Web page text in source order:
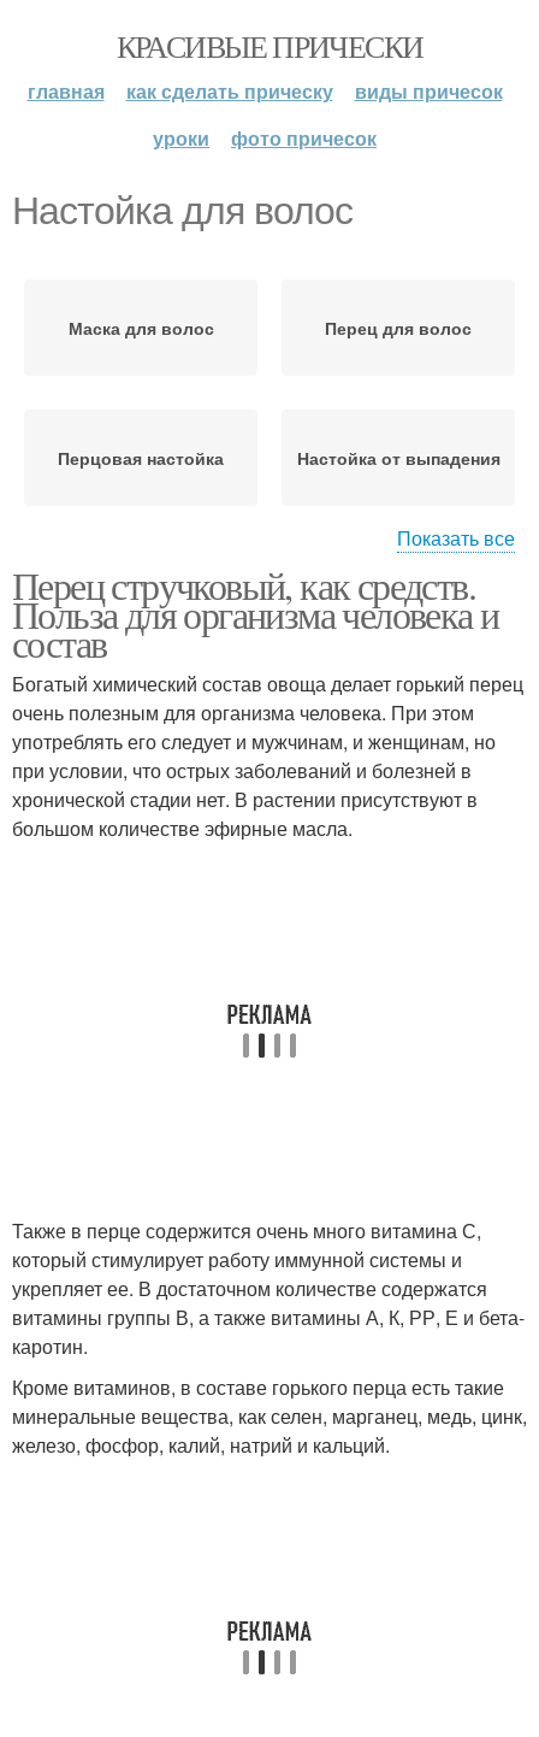
КРАСИВЫЕ ПРИЧЕСКИ
главная как сделать прическу
виды причесок
уроки
фото причесок
Настойка для волос
Маска для волос Перец для волос
Перцовая настойка Настойка от выпадения
Настойки от выпадения Настойки на волосы
Волос из перцовой
настойки
Уход за волосами
Маска с перцовой
Настойка на перце Настойка из аптеки
Настойка из горького
Показать все
Перец стручковый, как средств.
Польза для организма человека и
состав
Богатый химический состав овоща делает горький перец
очень полезным для организма человека. При этом
употреблять его следует и мужчинам, и женщинам, но
при условии, что острых заболеваний и болезней в
хронической стадии нет. В растении присутствуют в
большом количестве эфирные масла.
Также в перце содержится очень много витамина С,
который стимулирует работу иммунной системы и
укрепляет ее. В достаточном количестве содержатся
витамины группы В, а также витамины А, К, РР, Е и бета-
каротин.
Кроме витаминов, в составе горького перца есть такие
минеральные вещества, как селен, марганец, медь, цинк,
железо, фосфор, калий, натрий и кальций.